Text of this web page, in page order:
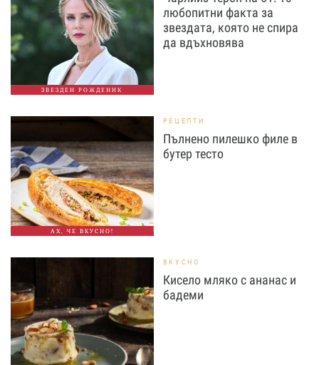
ЗВЕЗДЕН РОЖДЕНИК
любопитни факта за
звездата, която не спира
да вдъхновява
АХ, ЧЕ ВКУСНО!
РЕЦЕПТИ
Пълнено пилешко филе в
бутер тесто
ВКУСНО
Кисело мляко с ананас и
бадеми